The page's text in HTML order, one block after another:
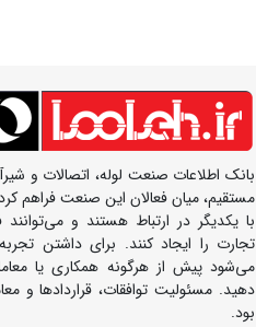
بانک اطلاعات صنعت لوله، اتصالات و
مستقیم، میان فعالان این صنعت فراهم
با یکدیگر در ارتباط هستند و
تجارت را ایجاد کنند. برای داشتن
می‌شود پیش از هرگونه همکاری یا
دهید. مسئولیت توافقات، قراردادها و
بود.